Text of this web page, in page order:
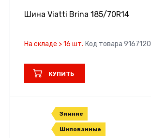
Шина Viatti Brina 185/70R14
На складе > 16 шт. Код товара 9167120
КУПИТЬ
Зимние
Шипованные